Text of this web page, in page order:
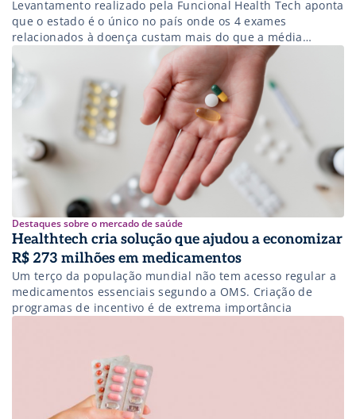
Levantamento realizado pela Funcional Health Tech aponta
que o estado é o único no país onde os 4 exames
relacionados à doença custam mais do que a média
nacional
Destaques sobre o mercado de saúde
Healthtech cria solução que ajudou a economizar
R$ 273 milhões em medicamentos
Um terço da população mundial não tem acesso regular a
medicamentos essenciais segundo a OMS. Criação de
programas de incentivo é de extrema importância